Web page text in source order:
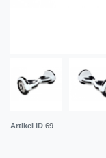
Artikel ID 69